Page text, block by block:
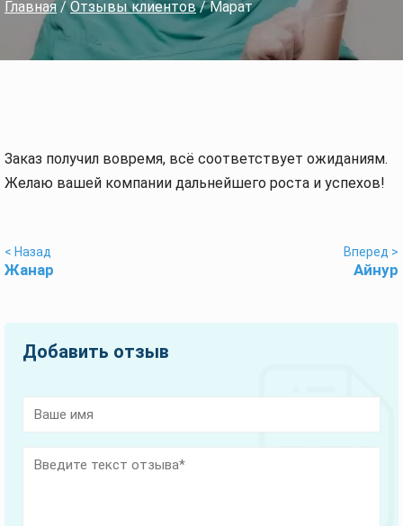
Главная/Отзывы клиентов/ Марат
Заказ получил вовремя, всё соответствует ожиданиям.
Желаю вашей компании дальнейшего роста и успехов!
< Назад
Жанар
Вперед >
Айнур
Добавить отзыв
это
поле